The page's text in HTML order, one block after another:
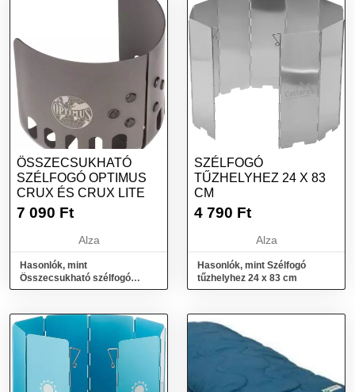
ÖSSZECSUKHATÓ
SZÉLFOGÓ OPTIMUS
CRUX ÉS CRUX LITE
7 090 Ft
Alza
Hasonlók, mint
Összecsukható szélfogó
OPTIMUS Crux és Crux Lite
SZÉLFOGÓ
TŰZHELYHEZ 24 X 83
CM
4 790 Ft
Alza
Hasonlók, mint Szélfogó
tűzhelyhez 24 x 83 cm